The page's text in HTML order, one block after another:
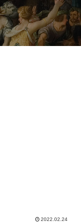
2022.02.24